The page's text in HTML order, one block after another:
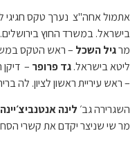
אחה"צ נערך טקס חגיגי
במשרד החוץ בירושלים.
גיל השכל– ראש הטקס במשרד
בישראל.גד פרופר– דיקן
עיריית ראשון לציון. לה ברית
גב׳לינה אנטנביצ׳יינה
שניצר יקדם את קשרי הסחר